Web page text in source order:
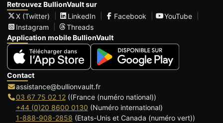
Retrouvez BullionVault sur
X (Twitter)
LinkedIn Facebook
YouTube
Instagram
Threads
Application mobile BullionVault
Contact
assistance@bullionvault.fr
03 67 75 02 12((France (numéro national))
+44 (0)20 8600 0130 (Numéro international)
1-888-908-2858 (Etats-Unis et Canada (numéro vert))